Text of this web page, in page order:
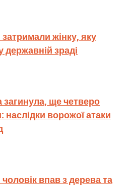
жінку, яку
зраді
ще четверо
наслідки ворожої атаки
впав з дерева та